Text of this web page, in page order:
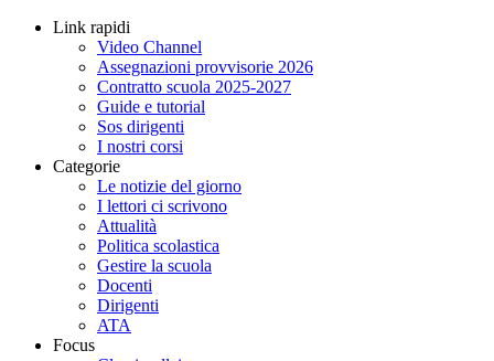
Link rapidi
Video Channel
Assegnazioni provvisorie 2026
Contratto scuola 2025-2027
Guide e tutorial
Sos dirigenti
I nostri corsi
Categorie
Le notizie del giorno
I lettori ci scrivono
Attualità
Politica scolastica
Gestire la scuola
Docenti
Dirigenti
ATA
Focus